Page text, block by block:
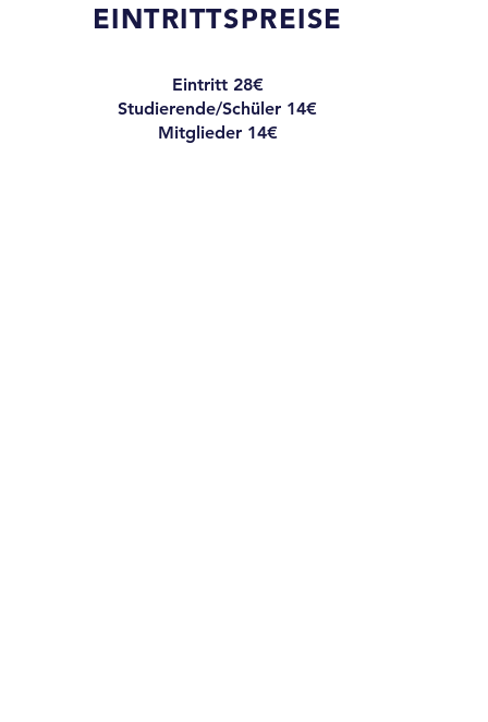
EINTRITTSPREISE
Eintritt 28€
Studierende/Schüler 14€
Mitglieder 14€